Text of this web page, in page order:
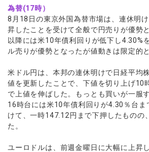
為替(17時）
8月18日の東京外国為替市場は、連休明
昇したことを受けて全般で円売りが優勢
以降には米10年債利回りが低下し4.30%
ル売りが優勢となったが値動きは限定的
米ドル円は、本邦の連休明けで日経平均
値を更新したことで、下値を切り上げ10
で上値を伸ばした。もっとも買いが一服
16時台には米10年債利回りが4.30％台ま
けて、一時147.12円まで下押したものの
た。
ユーロドルは、前週金曜日に大幅に上昇